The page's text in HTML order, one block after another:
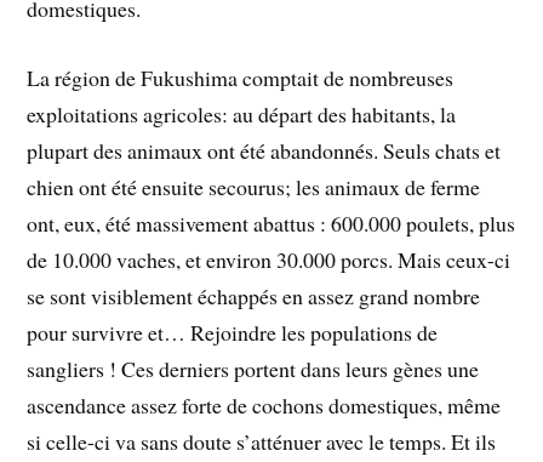
domestiques.
La région de Fukushima comptait de nombreuses
exploitations agricoles: au départ des habitants, la
plupart des animaux ont été abandonnés. Seuls chats et
chien ont été ensuite secourus; les animaux de ferme
ont, eux, été massivement abattus : 600.000 poulets, plus
de 10.000 vaches, et environ 30.000 porcs. Mais ceux-ci
se sont visiblement échappés en assez grand nombre
pour survivre et… Rejoindre les populations de
sangliers ! Ces derniers portent dans leurs gènes une
ascendance assez forte de cochons domestiques, même
si celle-ci va sans doute s’atténuer avec le temps. Et ils